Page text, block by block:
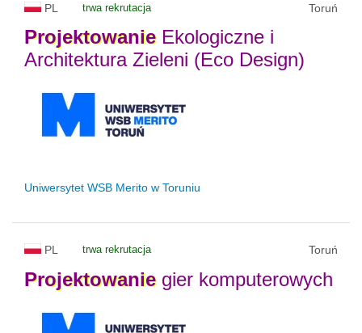
PL trwa rekrutacja Toruń
ProjektowanieEkologiczne i
Architektura Zieleni (Eco Design)
Uniwersytet WSB Merito w Toruniu
PL trwa rekrutacja Toruń
Projektowaniegier komputerowych